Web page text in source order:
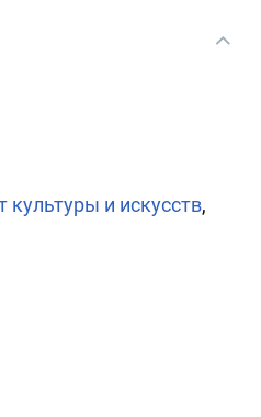
культуры и искусств,